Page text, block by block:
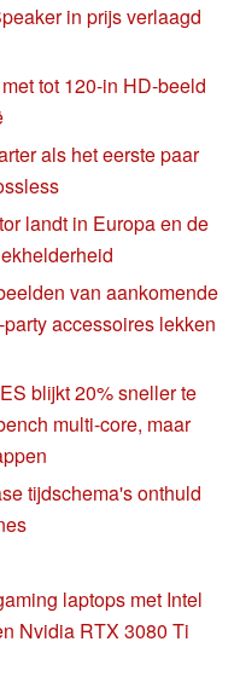
in prijs verlaagd
tot 120-in HD-beeld
als het eerste paar
landt in Europa en de
van aankomende
accessoires lekken
blijkt 20% sneller te
multi-core, maar
tijdschema's onthuld
laptops met Intel
Nvidia RTX 3080 Ti